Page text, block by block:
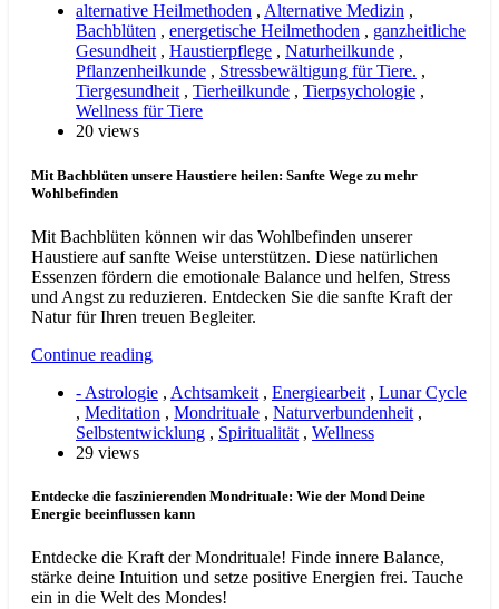
alternative Heilmethoden , Alternative Medizin ,
Bachblüten , energetische Heilmethoden , ganzheitliche
Gesundheit , Haustierpflege , Naturheilkunde ,
Pflanzenheilkunde , Stressbewältigung für Tiere. ,
Tiergesundheit , Tierheilkunde , Tierpsychologie ,
Wellness für Tiere
20 views
Mit Bachblüten unsere Haustiere heilen: Sanfte Wege zu mehr
Wohlbefinden
Mit Bachblüten können wir das Wohlbefinden unserer
Haustiere auf sanfte Weise unterstützen. Diese natürlichen
Essenzen fördern die emotionale Balance und helfen, Stress
und Angst zu reduzieren. Entdecken Sie die sanfte Kraft der
Natur für Ihren treuen Begleiter.
Continue reading
- Astrologie , Achtsamkeit , Energiearbeit , Lunar Cycle
, Meditation , Mondrituale , Naturverbundenheit ,
Selbstentwicklung , Spiritualität , Wellness
29 views
Entdecke die faszinierenden Mondrituale: Wie der Mond Deine
Energie beeinflussen kann
Entdecke die Kraft der Mondrituale! Finde innere Balance,
stärke deine Intuition und setze positive Energien frei. Tauche
ein in die Welt des Mondes!